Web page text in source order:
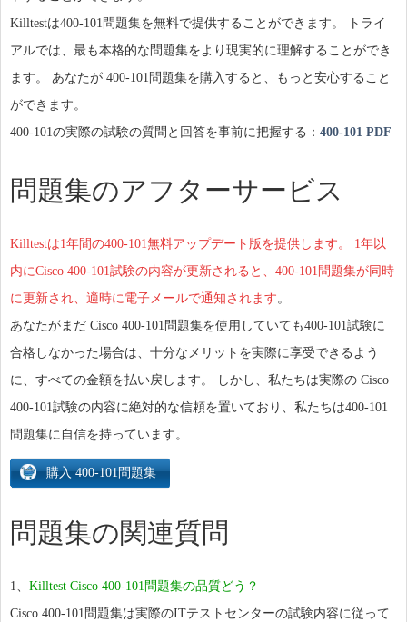
Killtestは400-101問題集を無料で提供することができます。 トライ
アルでは、最も本格的な問題集をより現実的に理解することができ
ます。 あなたが 400-101問題集を購入すると、もっと安心すること
ができます。
400-101の実際の試験の質問と回答を事前に把握する： 400-101 PDF
問題集のアフターサービス
Killtestは1年間の400-101無料アップデート版を提供します。 1年以
内にCisco 400-101試験の内容が更新されると、400-101問題集が同時
に更新され、適時に電子メールで通知されます 。
あなたがまだ Cisco 400-101問題集を使用していても400-101試験に
合格しなかった場合は、十分なメリットを実際に享受できるよう
に、すべての金額を払い戻します。 しかし、私たちは実際の Cisco
400-101試験の内容に絶対的な信頼を置いており、私たちは400-101
問題集に自信を持っています。
問題集の関連質問
1、 Killtest Cisco 400-101問題集の品質どう？
Cisco 400-101問題集は実際のITテストセンターの試験内容に従って